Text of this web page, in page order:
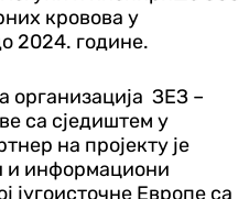
кровова у
2024. године.
организација ЗЕЗ –
са сједиштем у
на пројекту је
и информациони
југоисточне Европе са